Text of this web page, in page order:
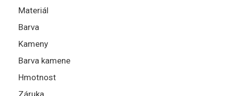
Materiál
Barva
Kameny
Barva kamene
Hmotnost
Záruka